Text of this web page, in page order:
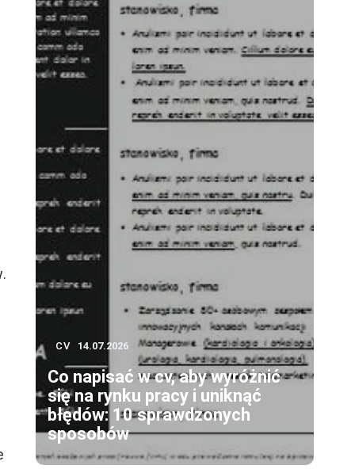
CV 14.07.2026
Co napisać w cv, aby wyróżnić
się na rynku pracy i uniknąć
błędów: 10 sprawdzonych
sposobów